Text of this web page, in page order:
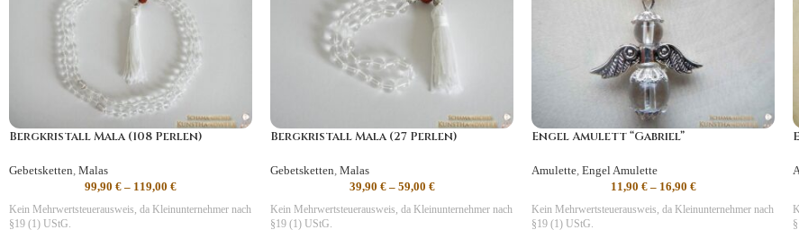
Bergkristall Mala (108 Perlen)
Gebetsketten Malas
99,90 € – 119,00 €
Kein Mehrwertsteuerausweis, da Kleinunternehmer nach
§19 (1) UStG.
Bergkristall Mala (27 Perlen)
Gebetsketten Malas
39,90 €– 59,00 €
Kein Mehrwertsteuerausweis, da Kleinunternehmer nach
§19 (1) UStG.
Engel Amulett “Gabriel”
Amulette Engel Amulette
11,90 €– 16,90 €
Kein Mehrwertsteuerausweis, da Kleinunternehmer nach
§19 (1) UStG.